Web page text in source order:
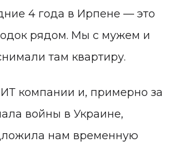
4 года в Ирпене — это
рядом. Мы с мужем и
там квартиру.
компании и, примерно за
войны в Украине,
нам временную